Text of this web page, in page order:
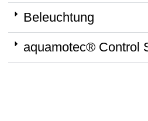
Beleuchtung
aquamotec® Control